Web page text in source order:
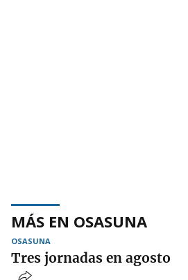
MÁS EN OSASUNA
OSASUNA
Tres jornadas en agosto